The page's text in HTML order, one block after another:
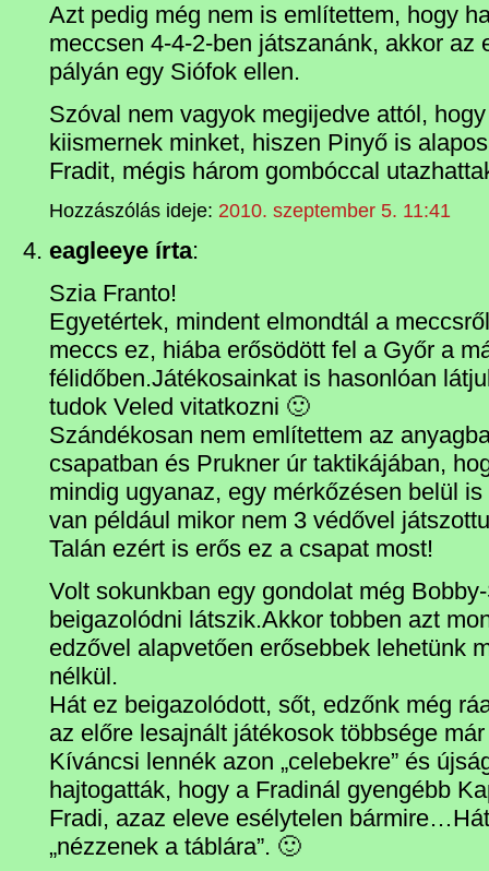
Azt pedig még nem is említettem, hogy
meccsen 4-4-2-ben játszanánk, akkor az
pályán egy Siófok ellen.
Szóval nem vagyok megijedve attól,
kiismernek minket, hiszen Pinyő is
Fradit, mégis három gombóccal
Hozzászólás ideje: 2010. szeptember 5. 11:41
eagleeye írta:
Szia Franto!
Egyetértek, mindent elmondtál a
meccs ez, hiába erősödött fel a Győr a
félidőben.Játékosainkat is hasonlóan
tudok Veled vitatkozni 🙂
Szándékosan nem említettem az
csapatban és Prukner úr taktikájában,
mindig ugyanaz, egy mérkőzésen belül
van például mikor nem 3 védővel
Talán ezért is erős ez a csapat most!
Volt sokunkban egy gondolat még
beigazolódni látszik.Akkor tobben azt
edzővel alapvetően erősebbek lehetünk
nélkül.
Hát ez beigazolódott, sőt, edzőnk még
az előre lesajnált játékosok többsége
Kíváncsi lennék azon „celebekre” és
hajtogatták, hogy a Fradinál gyengébb
Fradi, azaz eleve esélytelen
„nézzenek a táblára”. 🙂